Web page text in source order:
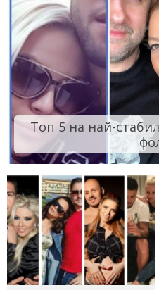
Топ 5 на най-